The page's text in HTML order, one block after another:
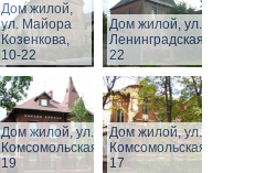
Дом жилой,
ул. Майора
Козенкова,
10-22
Дом жилой, ул.
Ленинградская,
22
Дом жилой, ул.
Комсомольская,
19
Дом жилой, ул.
Комсомольская,
17